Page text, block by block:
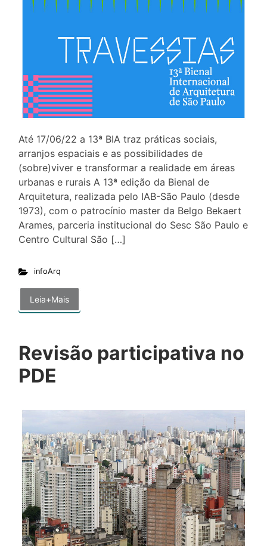
Até 17/06/22 a 13ª BIA traz práticas sociais,
arranjos espaciais e as possibilidades de
(sobre)viver e transformar a realidade em áreas
urbanas e rurais A 13ª edição da Bienal de
Arquitetura, realizada pelo IAB-São Paulo (desde
1973), com o patrocínio master da Belgo Bekaert
Arames, parceria institucional do Sesc São Paulo e
Centro Cultural São […]
infoArq
Leia+Mais
Revisão participativa no
PDE